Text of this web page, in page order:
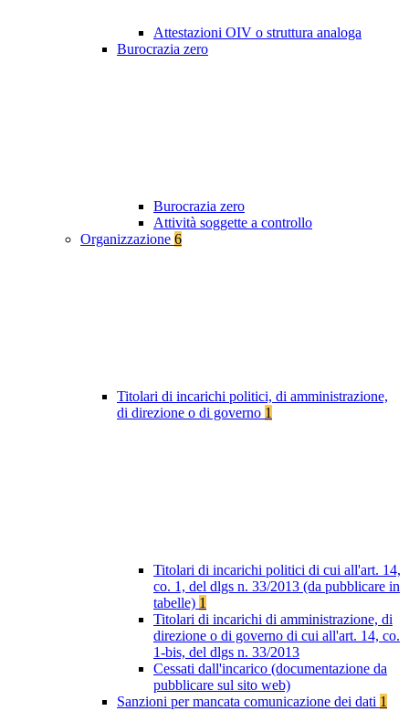
Attestazioni OIV o struttura analoga
Burocrazia zero
Burocrazia zero
Attività soggette a controllo
Organizzazione 6
Titolari di incarichi politici, di amministrazione,
di direzione o di governo 1
Titolari di incarichi politici di cui all'art. 14,
co. 1, del dlgs n. 33/2013 (da pubblicare in
tabelle) 1
Titolari di incarichi di amministrazione, di
direzione o di governo di cui all'art. 14, co.
1-bis, del dlgs n. 33/2013
Cessati dall'incarico (documentazione da
pubblicare sul sito web)
Sanzioni per mancata comunicazione dei dati 1